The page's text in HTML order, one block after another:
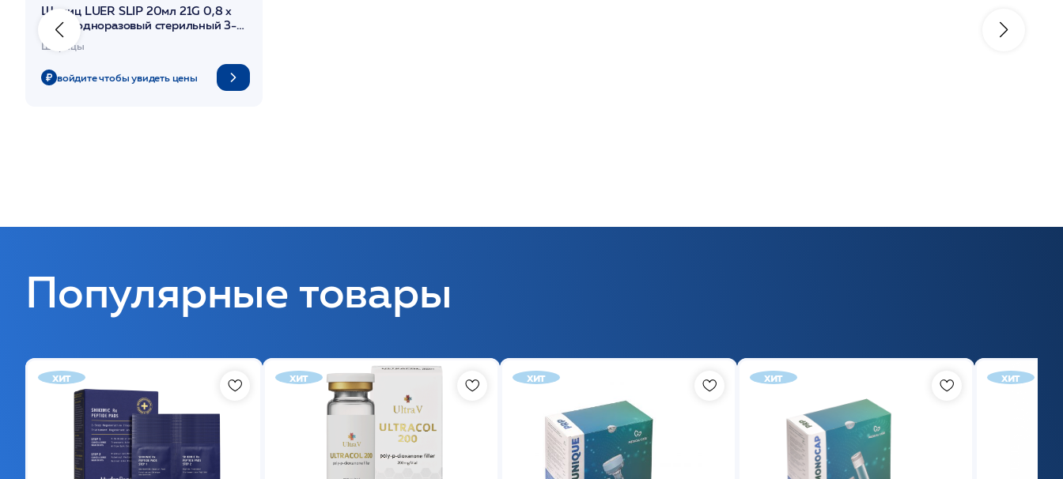
Шприц LUER SLIP 20мл 21G 0,8 х
40мм одноразовый стерильный 3-х
комп. с иглой /SF -Medikal
Шприцы
войдите чтобы увидеть цены
Популярные товары
хит хит хит хит хит